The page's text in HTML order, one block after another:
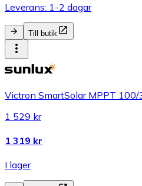
Leverans: 1-2 dagar
Till butik
Victron SmartSolar MPPT
1 529 kr
1 319 kr
I lager